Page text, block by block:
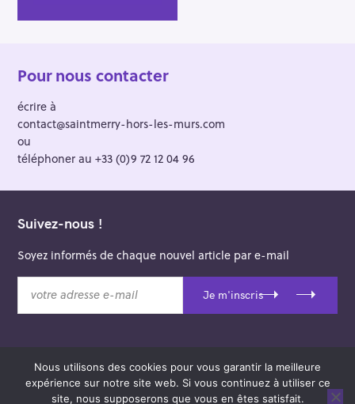
Pour nous contacter
écrire à
contact@saintmerry-hors-les-murs.com
ou
téléphoner au +33 (0)9 72 12 04 96
Suivez-nous !
Soyez informés de chaque nouvel article par e-mail
t
Je m'inscris
© 2026 Saint-Merry Hors-les-Murs.
Theme: Felt byPixelgrade.
Nous utilisons des cookies pour vous garantir la meilleure
expérience sur notre site web. Si vous continuez à utiliser ce
site, nous supposerons que vous en êtes satisfait.